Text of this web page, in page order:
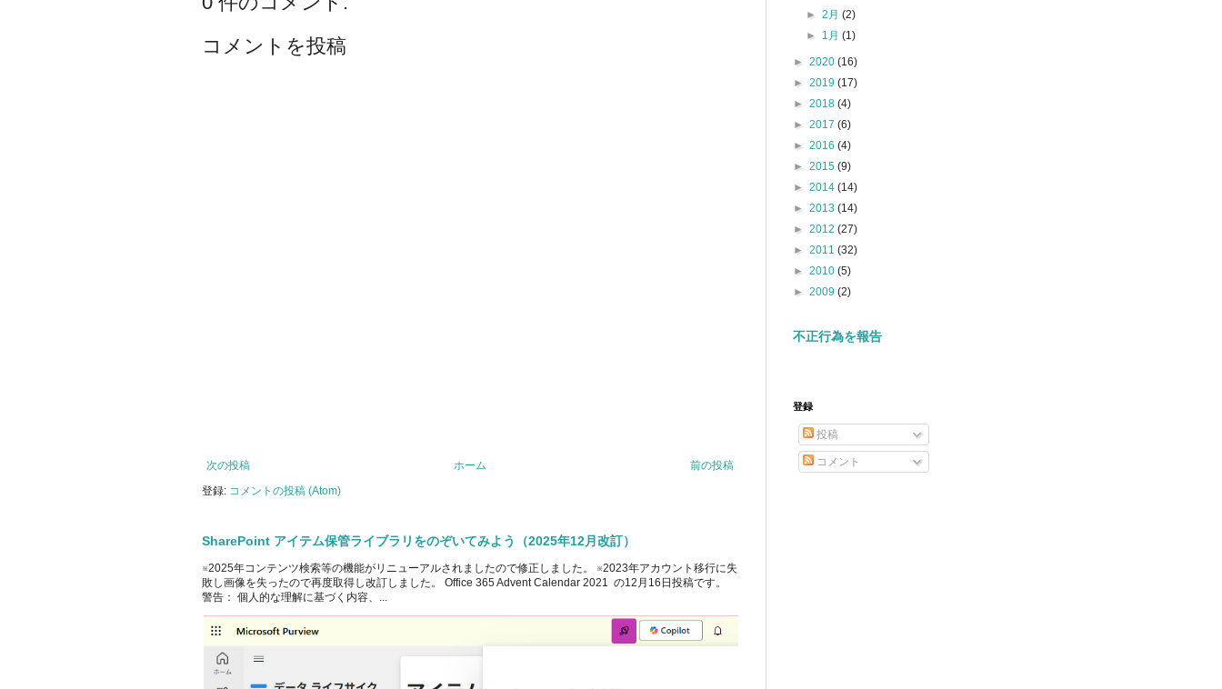
コメントを投稿
次の投稿 前の投稿
ホーム
登録: コメントの投稿 (Atom)
SharePoint アイテム保管ライブラリをのぞいてみよう（2025年12月改訂）
※2025年コンテンツ検索等の機能がリニューアルされましたので修正しました。 ※2023年アカウント移行に失
敗し画像を失ったので再度取得し改訂しました。 Office 365 Advent Calendar 2021 の12月16日投稿です。
警告： 個人的な理解に基づく内容、...
►2月(2)
► 1月(1)
► 2020 (16)
► 2019 (17)
► 2018 (4)
► 2017 (6)
► 2016 (4)
► 2015 (9)
► 2014 (14)
► 2013 (14)
► 2012 (27)
► 2011 (32)
► 2010 (5)
► 2009 (2)
不正行為を報告
登録
投稿
コメント